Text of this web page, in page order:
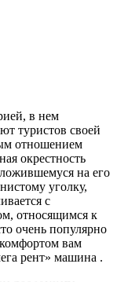
в нем
туристов своей
отношением
окрестность
на его
уголку,
с
относящимся к
очень популярно
комфортом вам
рент» машина .